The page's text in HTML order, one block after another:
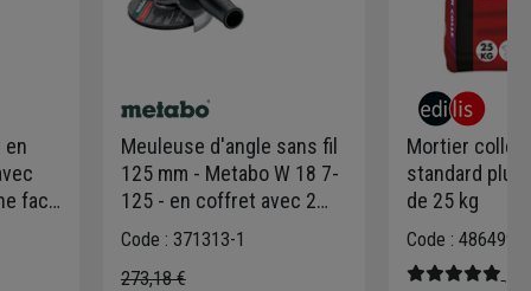
en
face
mm
Meuleuse d'angle sans fil
125 mm - Metabo W 18 7-
125 - en coffret avec 2
batteries 18V 4 Ah et
chargeur
Code : 371313-1
273,18 €
Mortier colle
standard plus
de 25 kg
Code : 486499-1